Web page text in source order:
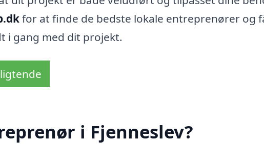
for at finde de bedste lokale entreprenører og
i gang med dit projekt.
i Fjenneslev?